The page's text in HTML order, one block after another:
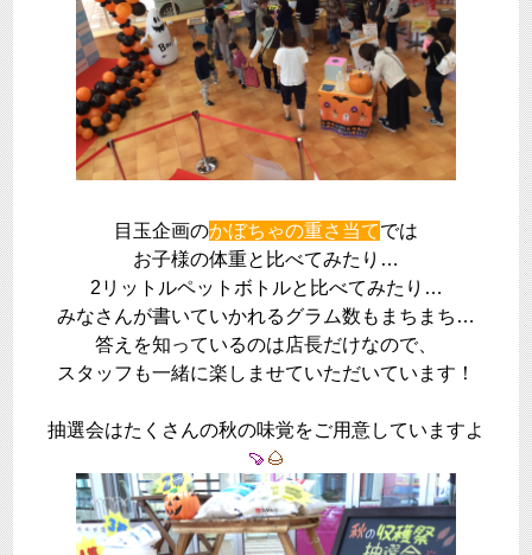
目玉企画のかぼちゃの重さ当てでは
お子様の体重と比べてみたり…
2リットルペットボトルと比べてみたり…
みなさんが書いていかれるグラム数もまちまち…
答えを知っているのは店長だけなので、
スタッフも一緒に楽しませていただいています！
抽選会はたくさんの秋の味覚をご用意していますよ
🍠 🌰